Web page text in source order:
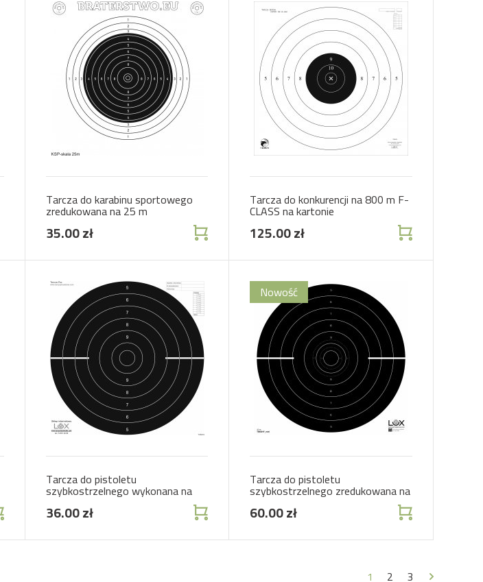
Tarcza do karabinu sportowego
zredukowana na 25 m
35.00 zł
Tarcza do konkurencji na 800 m F-
CLASS na kartonie
125.00 zł
Tarcza do pistoletu
szybkostrzelnego wykonana na
papierze offsetowym
36.00 zł
Tarcza do pistoletu
szybkostrzelnego zredukowana na
10m
60.00 zł
1 2 3